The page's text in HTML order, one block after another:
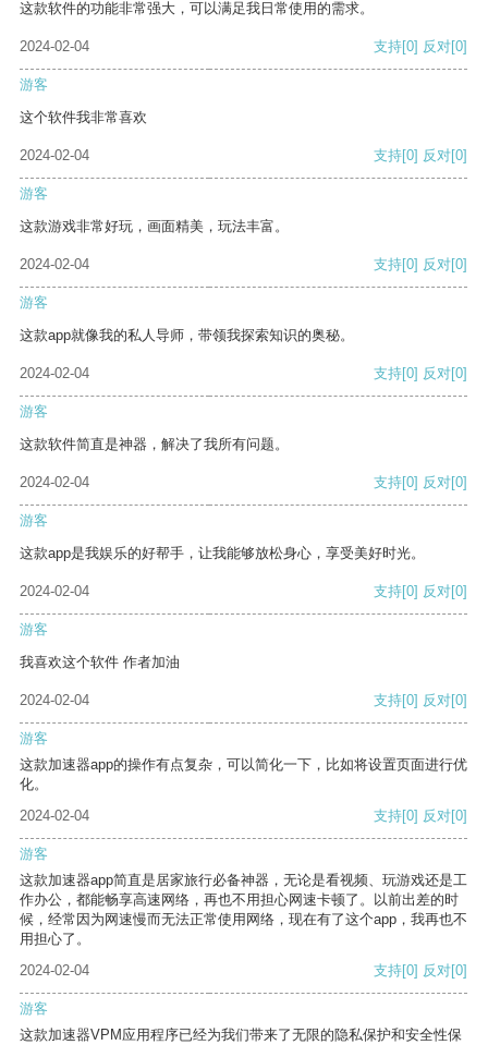
这款软件的功能非常强大，可以满足我日常使用的需求。
2024-02-04 支持[0] 反对[0]
游客
这个软件我非常喜欢
2024-02-04 支持[0] 反对[0]
游客
这款游戏非常好玩，画面精美，玩法丰富。
2024-02-04 支持[0] 反对[0]
游客
这款app就像我的私人导师，带领我探索知识的奥秘。
2024-02-04 支持[0] 反对[0]
游客
这款软件简直是神器，解决了我所有问题。
2024-02-04 支持[0] 反对[0]
游客
这款app是我娱乐的好帮手，让我能够放松身心，享受美好时光。
2024-02-04 支持[0] 反对[0]
游客
我喜欢这个软件 作者加油
2024-02-04 支持[0] 反对[0]
游客
这款加速器app的操作有点复杂，可以简化一下，比如将设置页面进行优
化。
2024-02-04
支持[0] 反对[0]
游客
这款加速器app简直是居家旅行必备神器，无论是看视频、玩游戏还是工
作办公，都能畅享高速网络，再也不用担心网速卡顿了。以前出差的时
候，经常因为网速慢而无法正常使用网络，现在有了这个app，我再也不
用担心了。
2024-02-04
支持[0] 反对[0]
游客
这款加速器VPM应用程序已经为我们带来了无限的隐私保护和安全性保